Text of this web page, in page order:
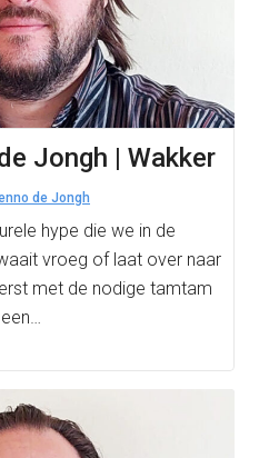
Jongh | Wakker
de Jongh
hype die we in de
vroeg of laat over naar
met de nodige tamtam